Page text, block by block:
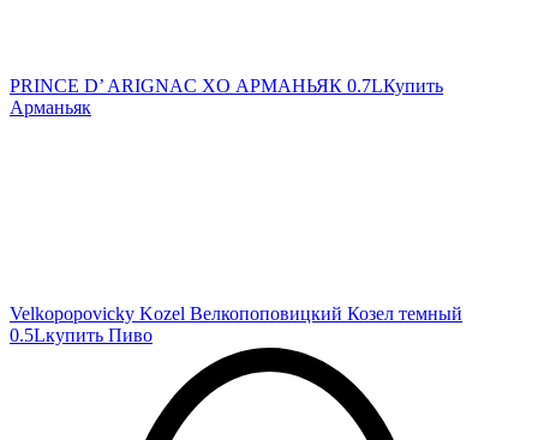
PRINCE D’ ARIGNAC XO АРМАНЬЯК 0.7LКупить
Арманьяк
Velkopopovicky Kozel Велкопоповицкий Козел темный
0.5Lкупить Пиво